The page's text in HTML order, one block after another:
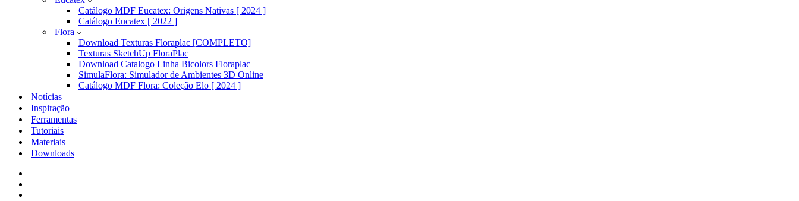
Catálogo MDF Eucatex: Origens Nativas [ 2024 ]
Catálogo Eucatex [ 2022 ]
Flora
Download Texturas Floraplac [COMPLETO]
Texturas SketchUp FloraPlac
Download Catalogo Linha Bicolors Floraplac
SimulaFlora: Simulador de Ambientes 3D Online
Catálogo MDF Flora: Coleção Elo [ 2024 ]
Notícias
Inspiração
Ferramentas
Tutoriais
Materiais
Downloads